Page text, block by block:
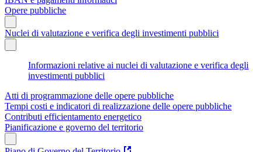
Opere pubbliche
Nuclei di valutazione e verifica degli investimenti pubblici
Informazioni relative ai nuclei di valutazione e verifica degli
investimenti pubblici
Atti di programmazione delle opere pubbliche
Tempi costi e indicatori di realizzazione delle opere pubbliche
Contributi efficientamento energetico
Pianificazione e governo del territorio